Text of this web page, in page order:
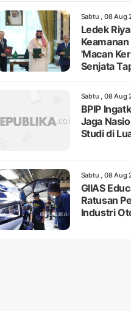
Sabtu , 08 Aug
Ledek
'Macan
Senjata
Sabtu , 08 Aug
BPIP
Jaga
Studi di
Sabtu , 08 Aug
GIIAS
Ratusan
Industri